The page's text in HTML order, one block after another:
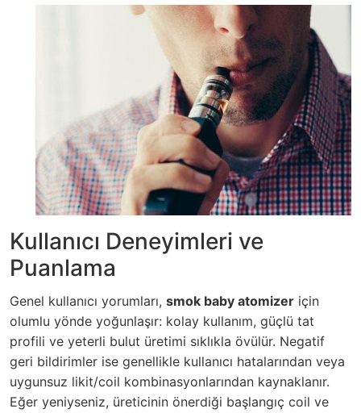
Kullanıcı Deneyimleri ve
Puanlama
Genel kullanıcı yorumları, smok baby atomizer için
olumlu yönde yoğunlaşır: kolay kullanım, güçlü tat
profili ve yeterli bulut üretimi sıklıkla övülür. Negatif
geri bildirimler ise genellikle kullanıcı hatalarından veya
uygunsuz likit/coil kombinasyonlarından kaynaklanır.
Eğer yeniyseniz, üreticinin önerdiği başlangıç coil ve